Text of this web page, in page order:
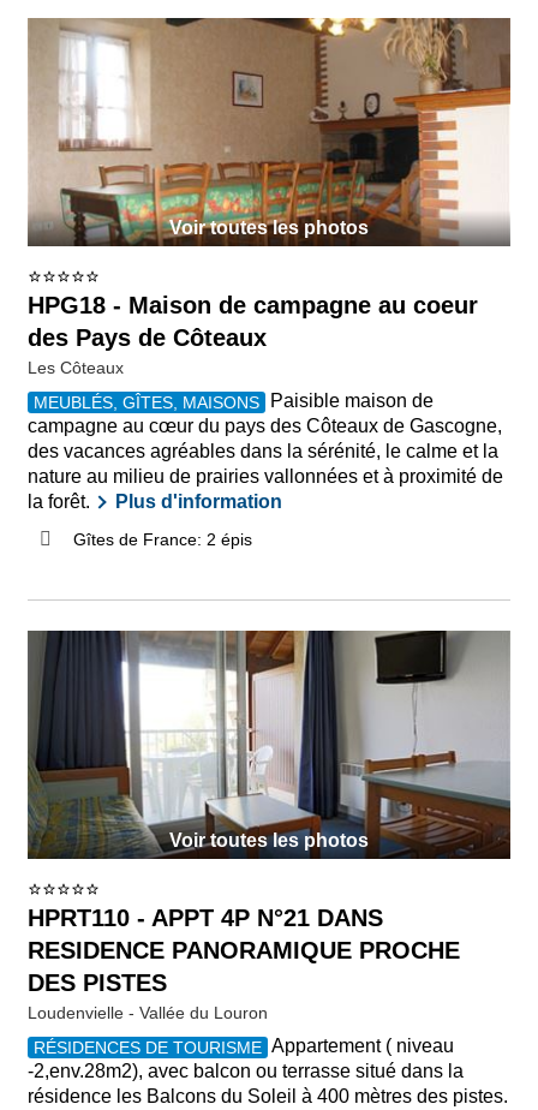
HPG18 - Maison de campagne au coeur
des Pays de Côteaux
Les Côteaux
MEUBLÉS, GÎTES, MAISONS
Paisible maison de
campagne au cœur du pays des Côteaux de Gascogne,
des vacances agréables dans la sérénité, le calme et la
nature au milieu de prairies vallonnées et à proximité de
la forêt.
Plus d'information
Gîtes de France: 2 épis
Voir toutes les photos
HPRT110 - APPT 4P N°21 DANS
RESIDENCE PANORAMIQUE PROCHE
DES PISTES
Loudenvielle - Vallée du Louron
RÉSIDENCES DE TOURISME Appartement ( niveau
-2,env.28m2), avec balcon ou terrasse situé dans la
résidence les Balcons du Soleil à 400 mètres des pistes.
Voir toutes les photos